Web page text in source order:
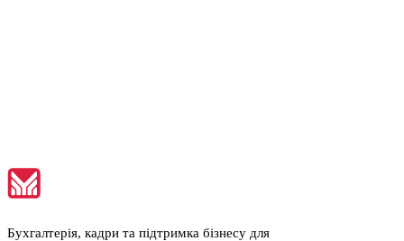
Бухгалтерія, кадри та підтримка бізнесу для